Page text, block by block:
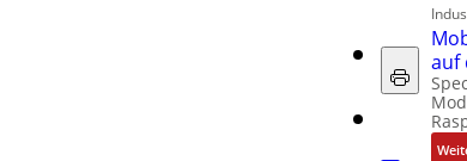
auf